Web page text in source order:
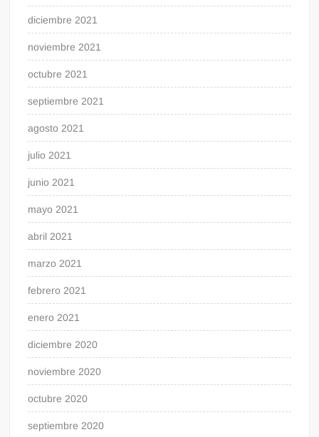
diciembre 2021
noviembre 2021
octubre 2021
septiembre 2021
agosto 2021
julio 2021
junio 2021
mayo 2021
abril 2021
marzo 2021
febrero 2021
enero 2021
diciembre 2020
noviembre 2020
octubre 2020
septiembre 2020